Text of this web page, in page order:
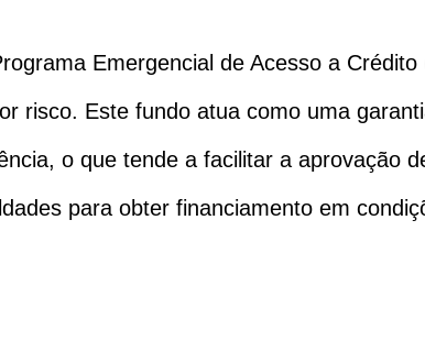
Emergencial de Acesso a
risco. Este fundo atua como uma
o que tende a facilitar a aprovação
para obter financiamento em